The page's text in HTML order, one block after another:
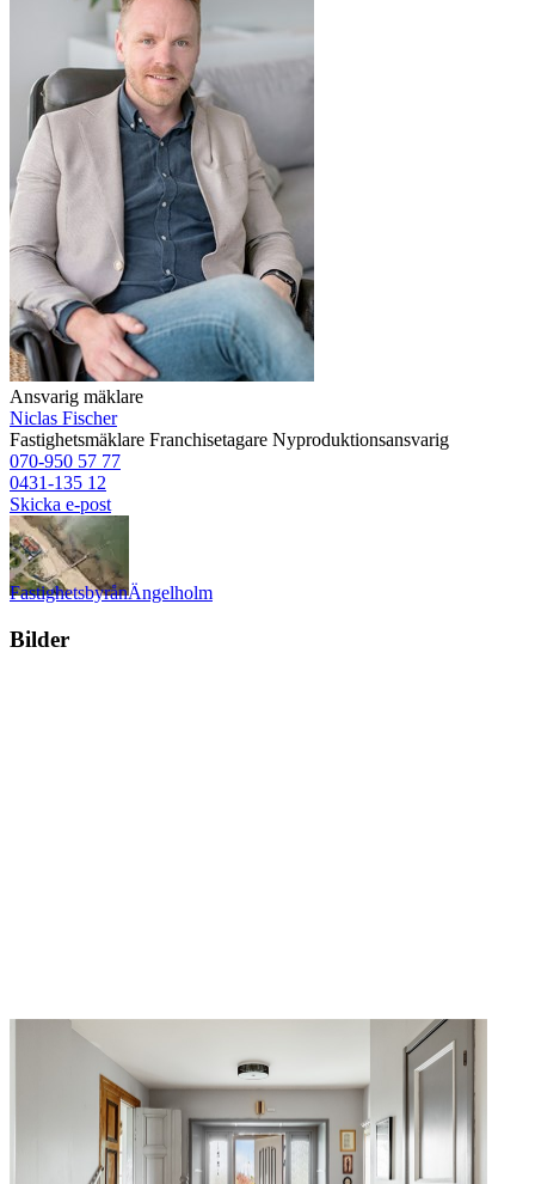
Ansvarig mäklare
Niclas Fischer
Fastighetsmäklare Franchisetagare Nyproduktionsansvarig
070-950 57 77
0431-135 12
Skicka e-post
FastighetsbyrånÄngelholm
Bilder